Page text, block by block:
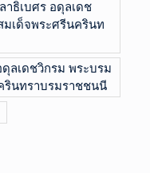
าธิเบศร อดุลเดช
เด็จพระศรีนครินท
ลเดชวิกรม พระบรม
รินทราบรมราชชนนี